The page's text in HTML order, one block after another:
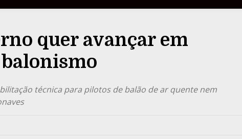
quer avançar em
técnica para pilotos de balão de ar quente nem